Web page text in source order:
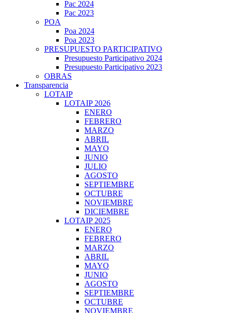
Pac 2024
Pac 2023
POA
Poa 2024
Poa 2023
PRESUPUESTO PARTICIPATIVO
Presupuesto Participativo 2024
Presupuesto Participativo 2023
OBRAS
Transparencia
LOTAIP
LOTAIP 2026
ENERO
FEBRERO
MARZO
ABRIL
MAYO
JUNIO
JULIO
AGOSTO
SEPTIEMBRE
OCTUBRE
NOVIEMBRE
DICIEMBRE
LOTAIP 2025
ENERO
FEBRERO
MARZO
ABRIL
MAYO
JUNIO
AGOSTO
SEPTIEMBRE
OCTUBRE
NOVIEMBRE